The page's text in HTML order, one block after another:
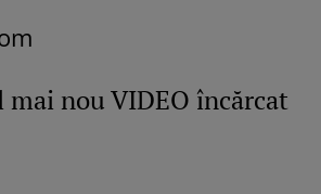
mai nou VIDEO încărcat